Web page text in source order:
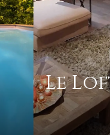
Le